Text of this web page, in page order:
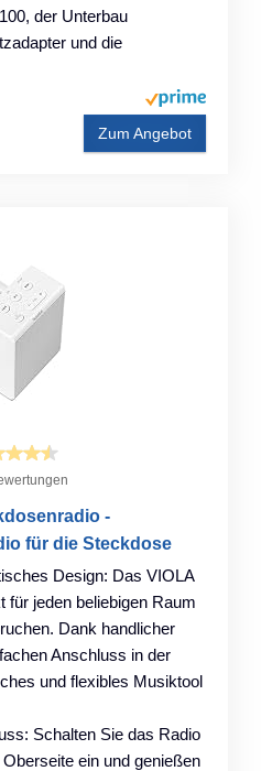
der Unterbau
und die
Zum Angebot
-
für die Steckdose
Design: Das VIOLA
für jeden beliebigen Raum
Dank handlicher
Anschluss in der
und flexibles Musiktool
Schalten Sie das Radio
ein und genießen